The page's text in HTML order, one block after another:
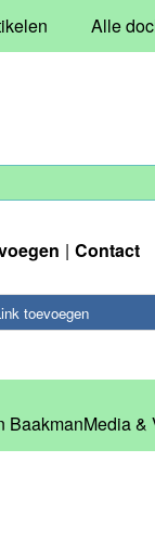
Alle
Contact
toevoegen
BaakmanMedia&